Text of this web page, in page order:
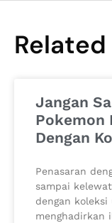
Jangan
Pokemon
Dengan
Penasaran
sampai
dengan
menghadirkan